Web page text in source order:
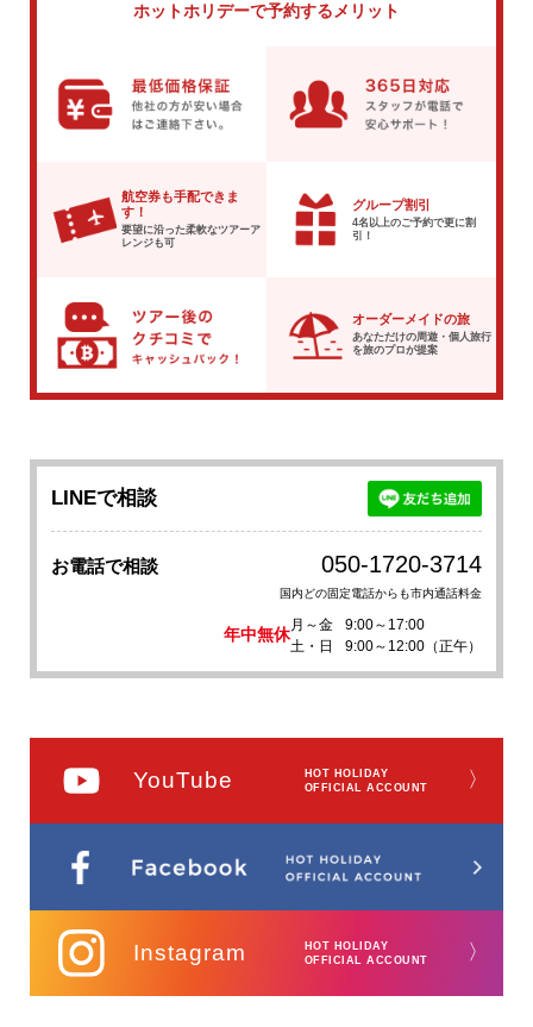
ホットホリデーで予約するメリット
航空券も手配できま
す！
要望に沿った柔軟なツアーア
レンジも可
グループ割引
4名以上のご予約で更に割
引！
オーダーメイドの旅
あなただけの周遊・個人旅行
を旅のプロが提案
LINEで相談
お電話で相談 050-1720-3714
国内どの固定電話からも市内通話料金
年中無休
月～金
9:00～17:00
土・日
9:00～12:00（正午）
YouTube
HOT HOLIDAY
OFFICIAL ACCOUNT
〉
Instagram
HOT HOLIDAY
OFFICIAL ACCOUNT
〉